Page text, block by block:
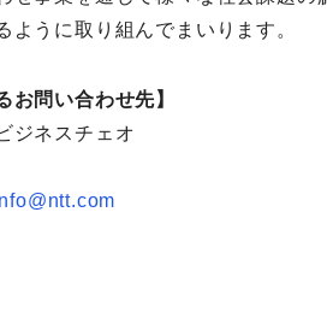
ように取り組んでまいります。
お問い合わせ先】
ジネスチェオ